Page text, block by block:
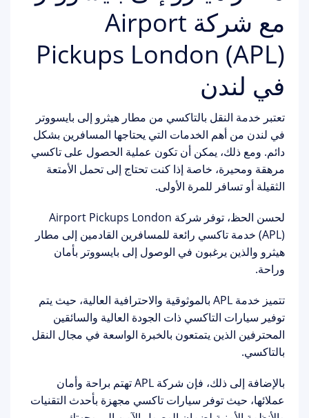
مع شركة Airport
Pickups London (APL)
في لندن
تعتبر خدمة النقل بالتاكسي من مطار هيثرو إلى بايسووتر
في لندن من أهم الخدمات التي يحتاجها المسافرين بشكل
دائم. ومع ذلك، يمكن أن تكون عملية الحصول على تاكسي
مرهقة ومحيرة، خاصة إذا كنت تحتاج إلى تحمل الأمتعة
الثقيلة أو تسافر للمرة الأولى.
لحسن الحظ، توفر شركة Airport Pickups London
(APL) خدمة تاكسي رائعة للمسافرين القادمين إلى مطار
هيثرو والذين يرغبون في الوصول إلى بايسووتر بأمان
وراحة.
تتميز خدمة APL بالموثوقية والاحترافية العالية، حيث يتم
توفير سيارات التاكسي ذات الجودة العالية والسائقين
المحترفين الذين يتمتعون بالخبرة الواسعة في مجال النقل
بالتاكسي.
بالإضافة إلى ذلك، فإن شركة APL تهتم براحة وأمان
عملائها، حيث توفر سيارات تاكسي مجهزة بأحدث التقنيات